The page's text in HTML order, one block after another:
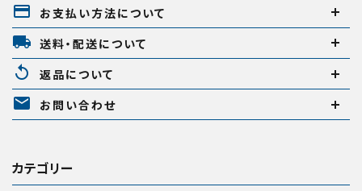
payment お支払い方法について
local_shipping 送料・配送について
replay 返品について
mail お問い合わせ
カテゴリー